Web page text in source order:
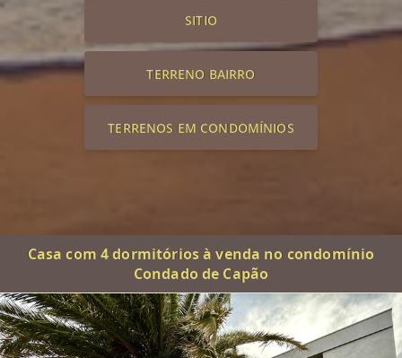
SITIO
TERRENO BAIRRO
TERRENOS EM CONDOMÍNIOS
Casa com 4 dormitórios à venda no condomínio
Condado de Capão